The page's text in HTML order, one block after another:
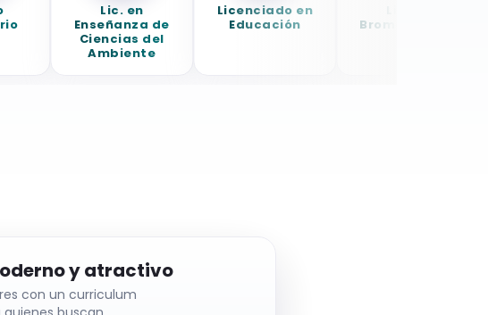
Lic. en
Enseñanza de
Ciencias del
Ambiente
Licenciado en
Educación
Bromatología
y atractivo
con un curriculum